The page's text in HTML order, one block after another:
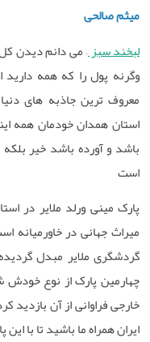
میثم صالحی
لبخند سبز– می دانم دیدن
وگرنه پول را که همه دارید
معروف ترین جاذبه های
استان همدان خودمان همه
باشد و آورده باشد خیر
است
پارک مینی ورلد ملایر در
میراث جهانی در خاورمیانه
گردشگری ملایر مبدل
چهارمین پارک از نوع
خارجی فراوانی از آن بازدید
ایران همراه ما باشید تا با